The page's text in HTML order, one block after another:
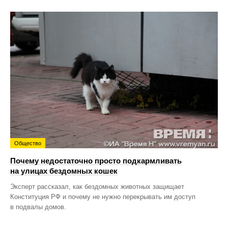
Общество
Почему недостаточно просто подкармливать
на улицах бездомных кошек
Эксперт рассказал, как бездомных животных защищает
Конституция РФ и почему не нужно перекрывать им доступ
в подвалы домов.